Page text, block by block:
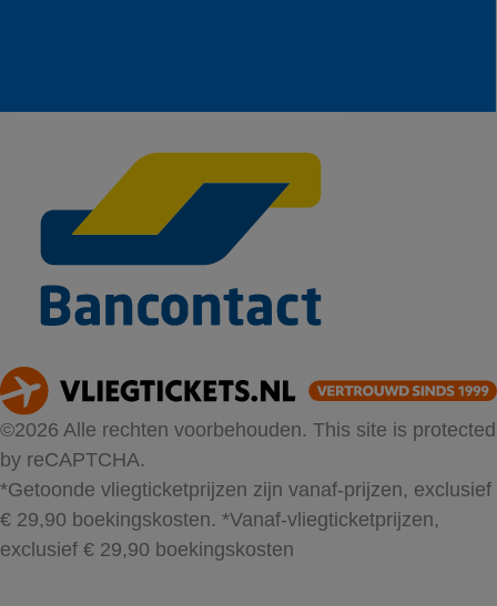
©2026 Alle rechten voorbehouden. This site is protected
by reCAPTCHA.
*Getoonde vliegticketprijzen zijn vanaf-prijzen, exclusief
€ 29,90 boekingskosten. *Vanaf-vliegticketprijzen,
exclusief € 29,90 boekingskosten